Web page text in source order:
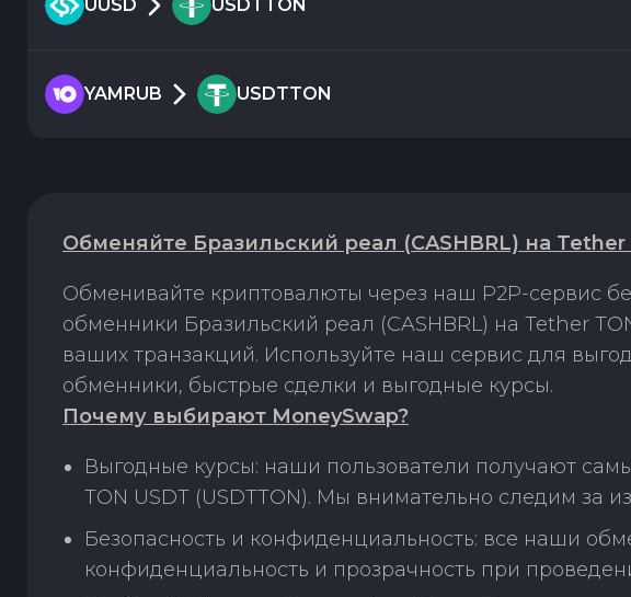
UUSD USDTTON
YAMRUB USDTTON
Обменяйте Бразильский реал (CASHBRL) на Tether
Обменивайте криптовалюты через наш P2P-сервис
обменники Бразильский реал (CASHBRL) на Tether
ваших транзакций. Используйте наш сервис для
обменники, быстрые сделки и выгодные курсы.
Почему выбирают MoneySwap?
Выгодные курсы: наши пользователи получают
TON USDT (USDTTON). Мы внимательно следим
Безопасность и конфиденциальность: все наши
конфиденциальность и прозрачность при